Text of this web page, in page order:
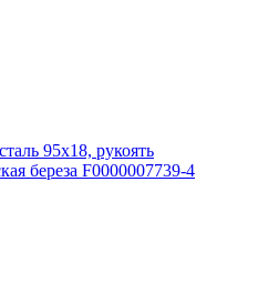
95х18, рукоять
береза F0000007739-4